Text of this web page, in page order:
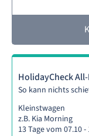
HolidayCheck
So kann nichts
Kleinstwagen
z.B. Kia Morning
13 Tage vom 07.10 -